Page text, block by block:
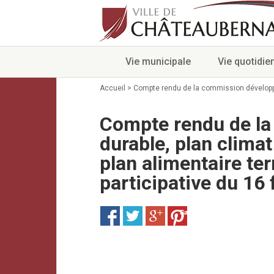
Vie municipale Vie
Accueil > Compte rendu de la commission
Compte rendu de
durable, plan
plan alimentaire
participative du 16
Save